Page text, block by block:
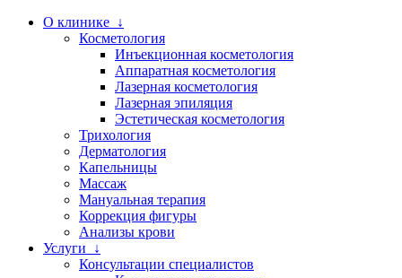
О клинике ↓
Косметология
Инъекционная косметология
Аппаратная косметология
Лазерная косметология
Лазерная эпиляция
Эстетическая косметология
Трихология
Дерматология
Капельницы
Массаж
Мануальная терапия
Коррекция фигуры
Анализы крови
Услуги ↓
Консультации специалистов